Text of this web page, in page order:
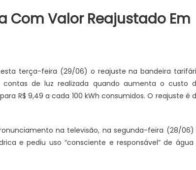
Com Valor Reajustado Em
terça-feira (29/06) o reajuste na bandeira
de luz realizada quando aumenta o custo
R$ 9,49 a cada 100 kWh consumidos. O reajuste é
na televisão, na segunda-feira (28/06)
e pediu uso “consciente e responsável” de água